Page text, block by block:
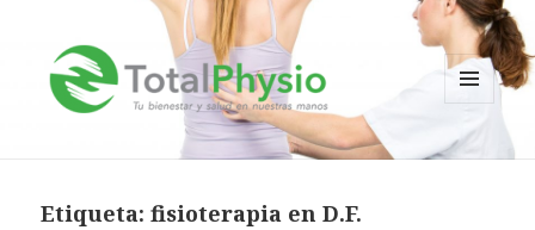
TotalPhysio
Y
WIDGETS
Etiqueta:fisioterapia en D.F.